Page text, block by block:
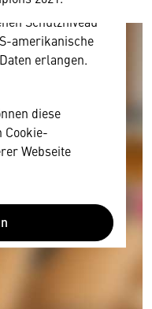
Schutzniveau
amerikanische
erlangen.
diese
Cookie-
Webseite